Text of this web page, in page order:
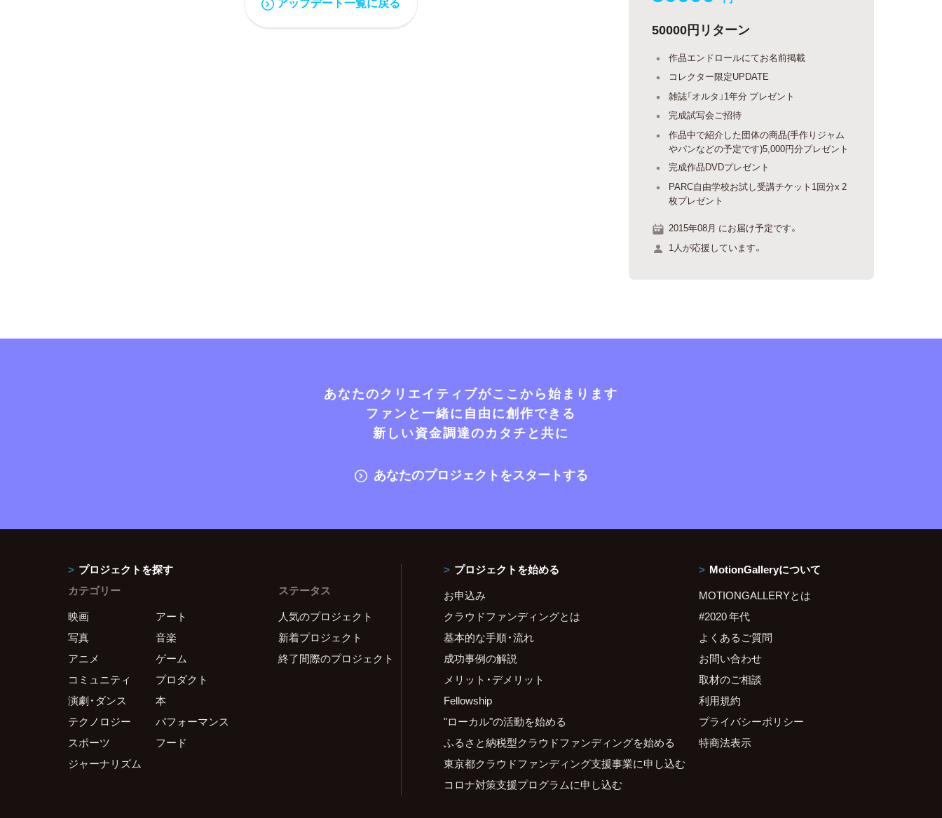
50000円リターン
作品エンドロールにてお名前掲載
コレクター限定UPDATE
雑誌「オルタ」1年分 プレゼント
完成試写会ご招待
作品中で紹介した団体の商品(手作りジャム
やパンなどの予定です)5,000円分プレゼント
完成作品DVDプレゼント
PARC自由学校お試し受講チケット1回分x 2
枚プレゼント
2015年08月 にお届け予定です。
1人が応援しています。
あなたのクリエイティブがここから始まります
ファンと一緒に自由に創作できる
新しい資金調達のカタチと共に
あなたのプロジェクトをスタートする
プロジェクトを探す
カテゴリー
映画
アート
写真
音楽
アニメ
ゲーム
コミュニティ
プロダクト
演劇・ダンス
本
テクノロジー
パフォーマンス
スポーツ
フード
ジャーナリズム
ステータス
人気のプロジェクト
新着プロジェクト
終了間際のプロジェクト
プロジェクトを始める
お申込み
クラウドファンディングとは
基本的な手順・流れ
成功事例の解説
メリット・デメリット
Fellowship
"ローカル"の活動を始める
ふるさと納税型クラウドファンディングを始める
東京都クラウドファンディング支援事業に申し込む
コロナ対策支援プログラムに申し込む
MotionGalleryについて
MOTIONGALLERYとは
#2020 年代
よくあるご質問
お問い合わせ
取材のご相談
利用規約
プライバシーポリシー
特商法表示